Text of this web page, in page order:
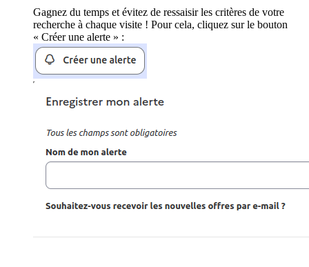
Gagnez du temps et évitez de ressaisir les critères de votre
recherche à chaque visite ! Pour cela, cliquez sur le bouton
« Créer une alerte » :